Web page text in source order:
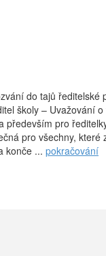
do tajů ředitelské
školy – Uvažování
především pro
pro všechny, které
konče ... pokračování